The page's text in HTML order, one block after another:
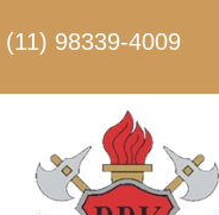
(11) 98339-4009